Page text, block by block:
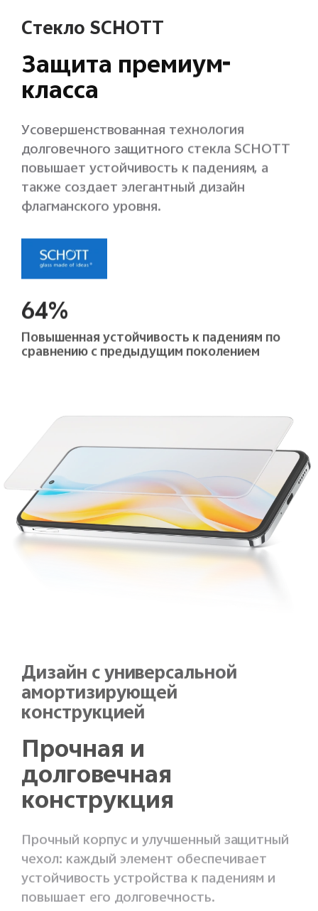
Стекло SCHOTT
Защита премиум-
класса
Усовершенствованная технология
долговечного защитного стекла SCHOTT
повышает устойчивость к падениям, а
также создает элегантный дизайн
флагманского уровня.
64%
Повышенная устойчивость к падениям по
сравнению с предыдущим поколением
Дизайн с универсальной
амортизирующей
конструкцией
Прочная и
долговечная
конструкция
Прочный корпус и улучшенный защитный
чехол: каждый элемент обеспечивает
устойчивость устройства к падениям и
повышает его долговечность.